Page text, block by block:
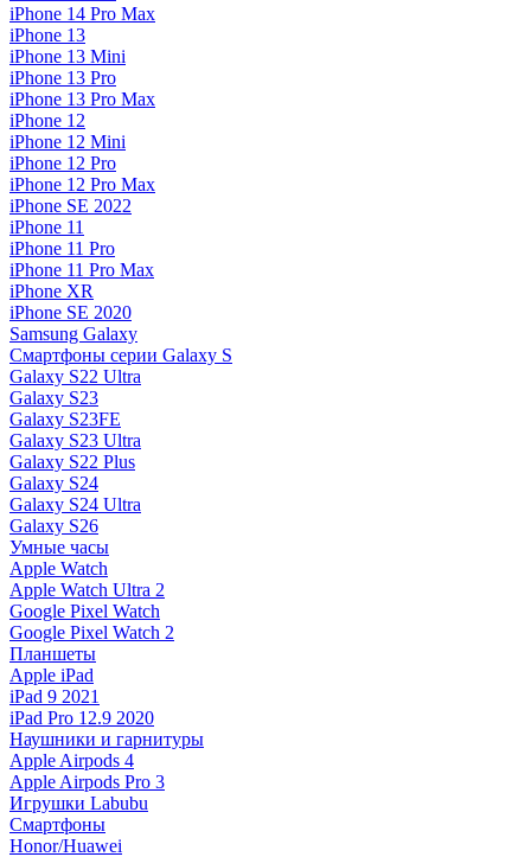
iPhone 14 Pro Max
iPhone 13
iPhone 13 Mini
iPhone 13 Pro
iPhone 13 Pro Max
iPhone 12
iPhone 12 Mini
iPhone 12 Pro
iPhone 12 Pro Max
iPhone SE 2022
iPhone 11
iPhone 11 Pro
iPhone 11 Pro Max
iPhone XR
iPhone SE 2020
Samsung Galaxy
Смартфоны серии Galaxy S
Galaxy S22 Ultra
Galaxy S23
Galaxy S23FE
Galaxy S23 Ultra
Galaxy S22 Plus
Galaxy S24
Galaxy S24 Ultra
Galaxy S26
Умные часы
Apple Watch
Apple Watch Ultra 2
Google Pixel Watch
Google Pixel Watch 2
Планшеты
Apple iPad
iPad 9 2021
iPad Pro 12.9 2020
Наушники и гарнитуры
Apple Airpods 4
Apple Airpods Pro 3
Игрушки Labubu
Смартфоны
Honor/Huawei